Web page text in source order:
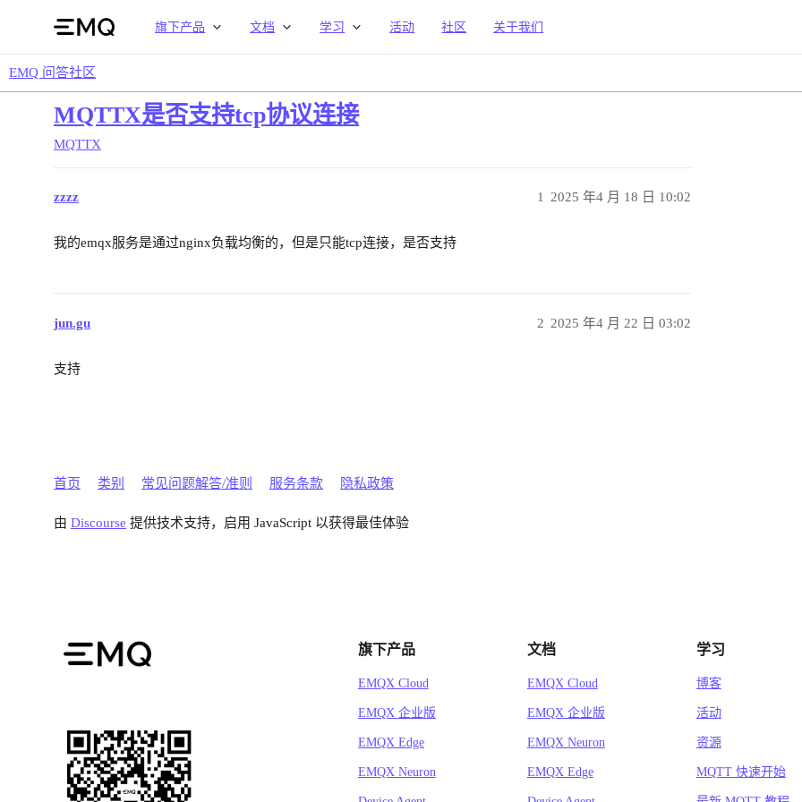
旗下产品 文档 学习 活动 社区 关于我们
EMQ 问答社区
MQTTX是否支持tcp协议连接
MQTTX
zzzz 2025 年4 月 18 日 10:02
1
我的emqx服务是通过nginx负载均衡的，但是只能tcp连接，是否支持
jun.gu 2025 年4 月 22 日 03:02
2
支持
首页 类别 常见问题解答/准则 服务条款 隐私政策
由 Discourse 提供技术支持，启用 JavaScript 以获得最佳体验
旗下产品
EMQX Cloud
EMQX 企业版
EMQX Edge
EMQX Neuron
文档
EMQX Cloud
EMQX 企业版
EMQX Neuron
EMQX Edge
学习
博客
活动
资源
MQTT 快速开始